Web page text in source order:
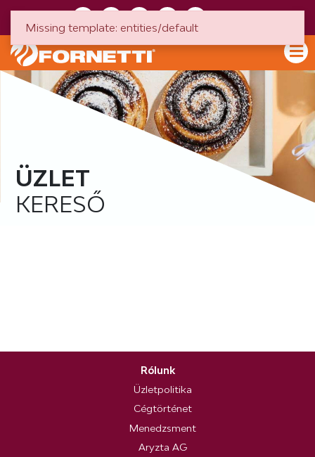
ÜZLET
KERESŐ
Rólunk
Üzletpolitika
Cégtörténet
Menedzsment
Aryzta AG
Missing template: entities/default